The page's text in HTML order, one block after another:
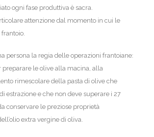
ogni fase produttiva è sacra.
attenzione dal momento in cui le
persona la regia delle operazioni frantoiane:
preparare le olive alla macina, alla
rimescolare della pasta di olive che
estrazione e che non deve superare i 27
conservare le preziose proprietà
extra vergine di oliva.